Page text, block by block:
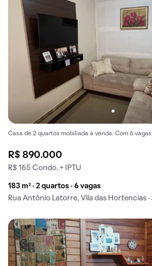
Casa de 2 quartos mobiliada à venda. Com 6
R$ 890.000
R$ 165 Condo. + IPTU
183 m² · 2 quartos · 6 vagas
Rua Antônio Latorre, Vila das Hortencias ·